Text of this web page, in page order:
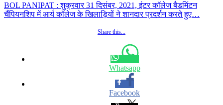
BOL PANIPAT : शुक्रवार 31 दिसंबर, 2021, इंटर कॉलेज बैडमिंटन
चैंपियनशिप में आर्य कॉलेज के खिलाड़ियों ने शानदार प्रदर्शन करते हुए…
Share this...
Whatsapp
Facebook